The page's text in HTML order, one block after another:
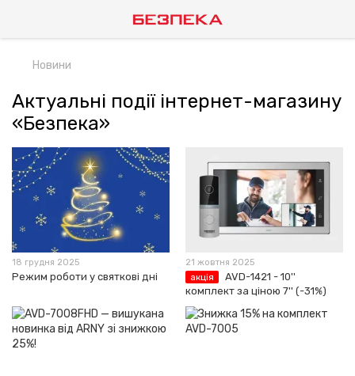
Новини
Актуальні події інтернет-магазину
«Безпека»
18 грудня 2025
Режим роботи у святкові дні
21 жовтня 2025
акція
AVD-1421 - 10''
комплект за ціною 7'' (-31%)